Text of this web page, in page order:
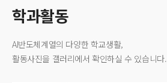
학과활동
AI반도체계열의 다양한 학교생활,
활동사진을 갤러리에서 확인하실 수 있습니다.